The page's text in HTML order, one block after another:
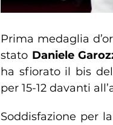
Prima medaglia
stato Daniele
ha sfiorato il bis
per 15-12 davanti
Soddisfazione per